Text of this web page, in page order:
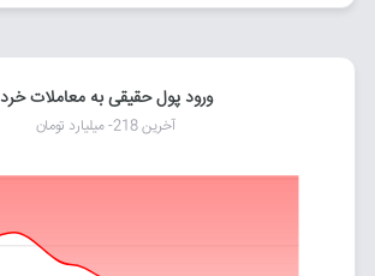
ورود پول حقیقی به معاملات خرد
آخرین 218- میلیارد تومان